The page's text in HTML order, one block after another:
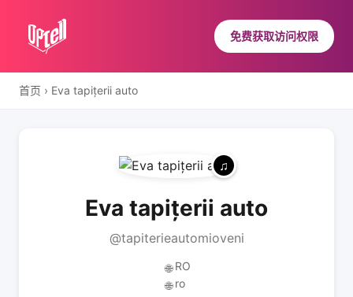
免费获取访问权限
首页 › Eva tapițerii auto
Eva tapițerii auto
@tapiterieautomioveni
🌐 RO
🌐 ro